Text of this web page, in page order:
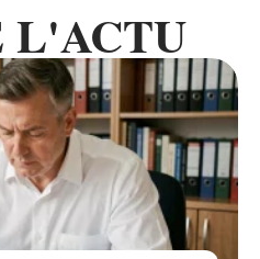
L'ACTU